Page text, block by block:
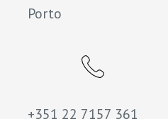
Porto
+351 22 7157 361